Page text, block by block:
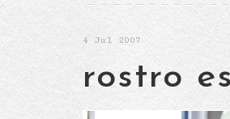
4 Jul 2007
rostro